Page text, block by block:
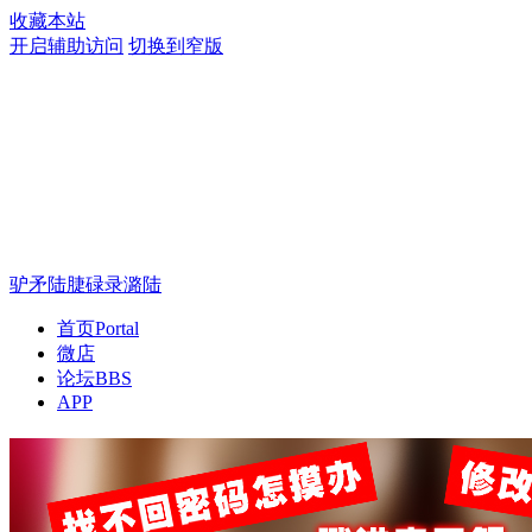
收藏本站
开启辅助访问 切换到窄版
驴矛陆脻碌录潞陆
首页Portal
微店
论坛BBS
APP